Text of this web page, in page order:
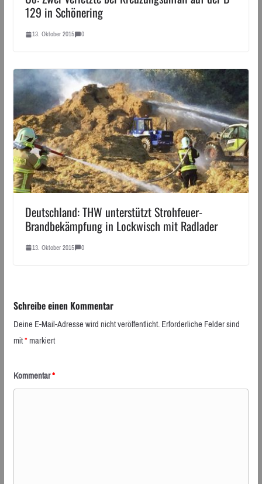
129 in Schönering
13. Oktober 2015 0
Deutschland: THW unterstützt Strohfeuer-
Brandbekämpfung in Lockwisch mit Radlader
13. Oktober 2015 0
Schreibe einen Kommentar
Deine E-Mail-Adresse wird nicht veröffentlicht.Erforderliche Felder sind
mit*markiert
Kommentar*